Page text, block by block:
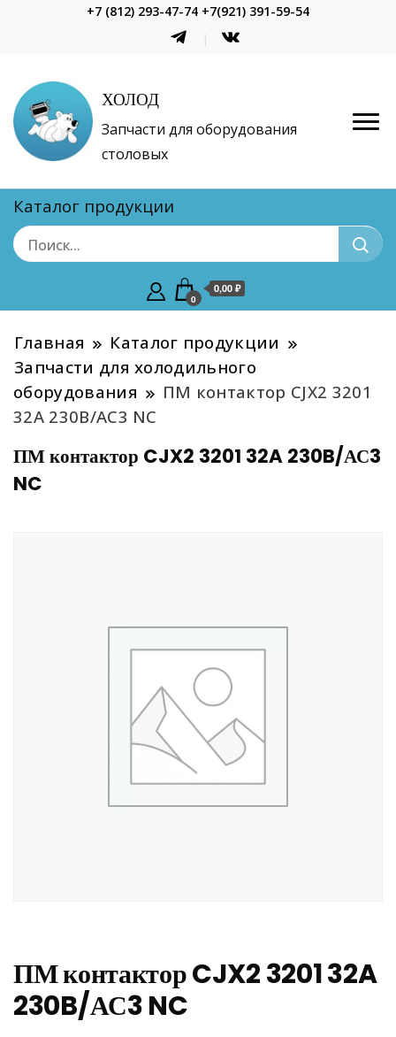
+7 (812) 293-47-74 +7(921) 391-59-54
ХОЛОД
Запчасти для оборудования
столовых
Каталог продукции
0
0,00 ₽
Главная
Каталог продукции
Запчасти для холодильного
оборудования
ПМ контактор CJX2 3201
32A 230B/АС3 NC
ПМ контактор CJX2 3201 32A 230B/АС3
NC
ПМ контактор CJX2 3201 32A
230B/АС3 NC